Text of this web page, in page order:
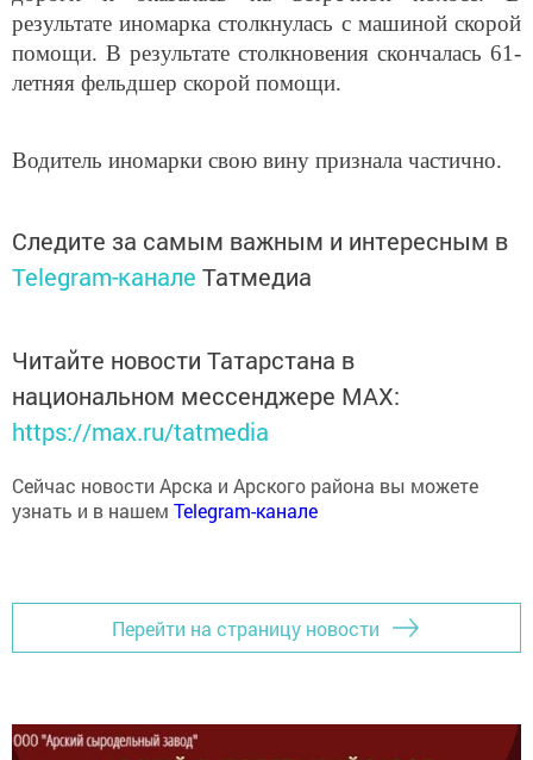
результате иномарка столкнулась с машиной скорой
помощи. В результате столкновения скончалась 61-
летняя фельдшер скорой помощи.
Водитель иномарки свою вину признала частично.
Следите за самым важным и интересным в
Telegram-канале Татмедиа
Читайте новости Татарстана в
национальном мессенджере MАХ:
https://max.ru/tatmedia
Сейчас новости Арска и Арского района вы можете
узнать и в нашемTelegram-канале
Перейти на страницу новости